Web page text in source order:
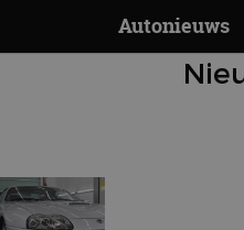
Autonieuws